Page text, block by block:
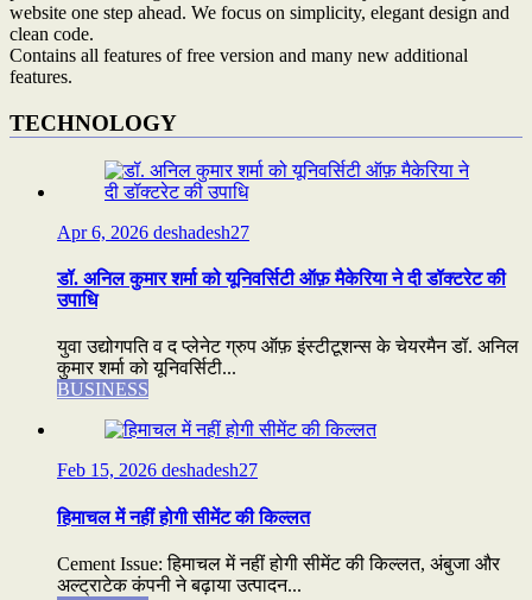
website one step ahead. We focus on simplicity, elegant design and
clean code.
Contains all features of free version and many new additional
features.
TECHNOLOGY
Apr 6, 2026 deshadesh27
डॉ. अनिल कुमार शर्मा को यूनिवर्सिटी ऑफ़ मैकेरिया ने दी डॉक्टरेट की
उपाधि
युवा उद्योगपति व द प्लेनेट ग्रुप ऑफ़ इंस्टीटूशन्स के चेयरमैन डॉ. अनिल
कुमार शर्मा को यूनिवर्सिटी...
BUSINESS
Feb 15, 2026 deshadesh27
हिमाचल में नहीं होगी सीमेंट की किल्लत
Cement Issue: हिमाचल में नहीं होगी सीमेंट की किल्लत, अंबुजा और
अल्ट्राटेक कंपनी ने बढ़ाया उत्पादन...